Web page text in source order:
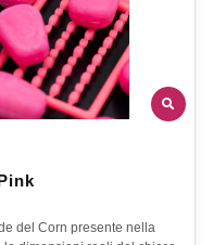
del Corn presente nella